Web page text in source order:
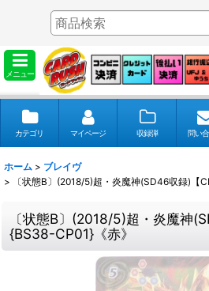
メニュー
カテゴリ マイページ 収録弾 問い
ホーム > ブレイヴ
>
〔状態B〕(2018/5)超・炎魔神(SD46収録)【
〔状態B〕(2018/5)超・炎魔神
{BS38-CP01}《赤》